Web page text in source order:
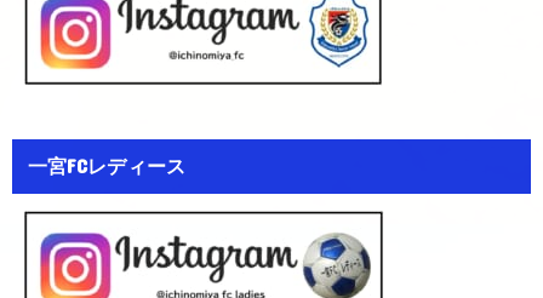
一宮FCレディース